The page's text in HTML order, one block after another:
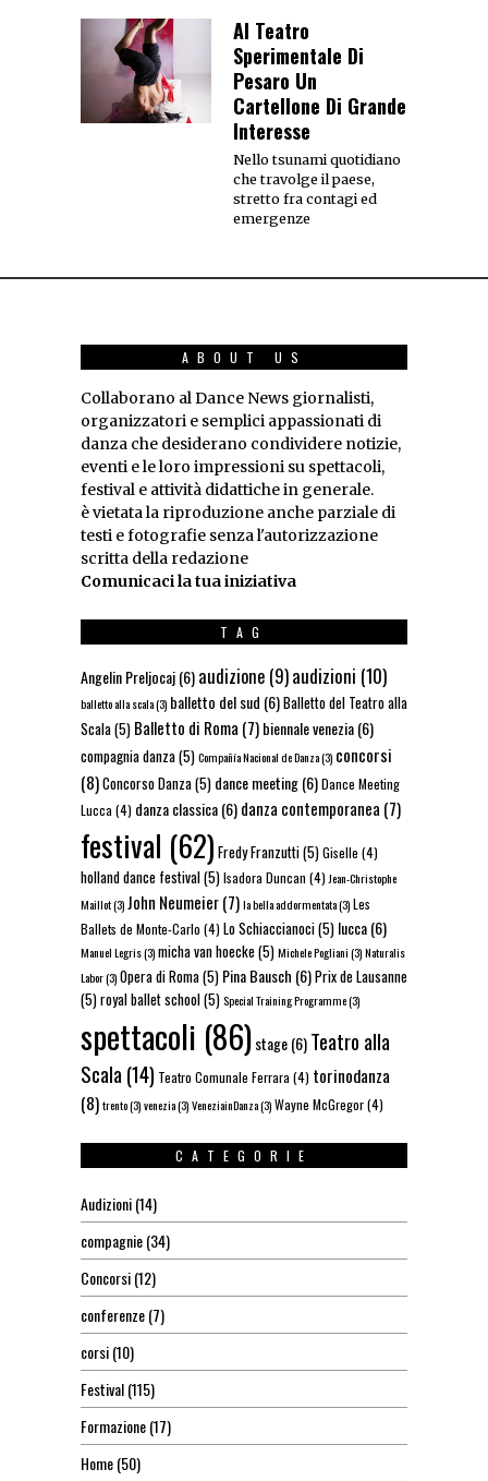
Al Teatro
Sperimentale Di
Pesaro Un
Cartellone Di Grande
Interesse
Nello tsunami quotidiano
che travolge il paese,
stretto fra contagi ed
emergenze
ABOUT US
Collaborano al Dance News giornalisti,
organizzatori e semplici appassionati di
danza che desiderano condividere notizie,
eventi e le loro impressioni su spettacoli,
festival e attività didattiche in generale.
è vietata la riproduzione anche parziale di
testi e fotografie senza l'autorizzazione
scritta della redazione
Comunicaci la tua iniziativa
TAG
Angelin Preljocaj(6)audizione (9)audizioni (10)
balletto alla scala(3) balletto del sud (6)Balletto del Teatro alla
Scala(5) Balletto di Roma (7)biennale venezia(6)
compagnia danza(5)Compañía Nacional de Danza(3) concorsi
(8)Concorso Danza(5) dance meeting(6)Dance Meeting
Lucca (4) danza classica(6)danza contemporanea (7)
festival (62) Fredy Franzutti(5)Giselle (4)
holland dance festival(5)Isadora Duncan (4) Jean-Christophe
Maillot(3)John Neumeier(7)la bella addormentata(3)Les
Ballets de Monte-Carlo (4) Lo Schiaccianoci(5) lucca(6)
Manuel Legris(3)micha van hoecke(5)Michele Pogliani(3)Naturalis
Labor(3)Opera di Roma(5) Pina Bausch (6)Prix de Lausanne
(5)royal ballet school(5)Special Training Programme(3)
spettacoli (86)stage(6)Teatro alla
Scala (14) Teatro Comunale Ferrara (4) torinodanza
(8)trento(3)venezia(3)VeneziainDanza(3)Wayne McGregor(4)
CATEGORIE
Audizioni(14)
compagnie(34)
Concorsi(12)
conferenze(7)
corsi(10)
Festival(115)
Formazione(17)
Home(50)